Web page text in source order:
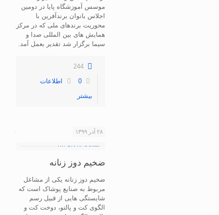
موسس آموزشگاه پایا در دومین
اجلاس بانوان برندآفرین با
محوریت برندهای ملی که در مرکز
همایش های بین المللی صدا و
سیما برگزار شد تقدیر بعمل آمد.
244
0
اطلاعات
بیشتر
۲۸ آذر ۱۳۹۹
ضخیم دوز زنانه
ضخیم دوز زنانه یکی از مشاغل
مربوط به صنایع پوشاک است که
شایستگی هایی از قبیل رسم
الگوی کت و پالتو، دوخت کت و